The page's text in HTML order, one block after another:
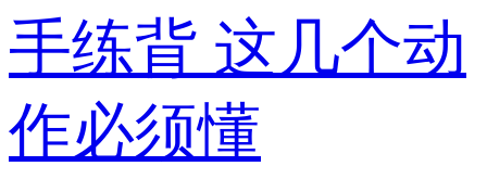
手练背 这几个动
作必须懂